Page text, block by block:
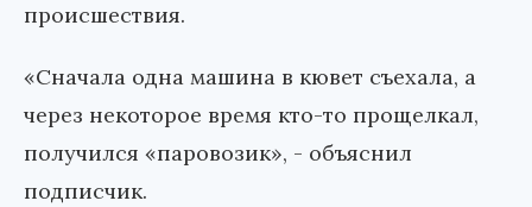
происшествия.
«Сначала одна машина в кювет съехала, а
через некоторое время кто-то прощелкал,
получился «паровозик», - объяснил
подписчик.